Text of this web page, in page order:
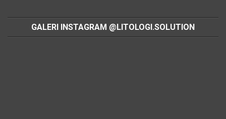
GALERI INSTAGRAM @LITOLOGI.SOLUTION